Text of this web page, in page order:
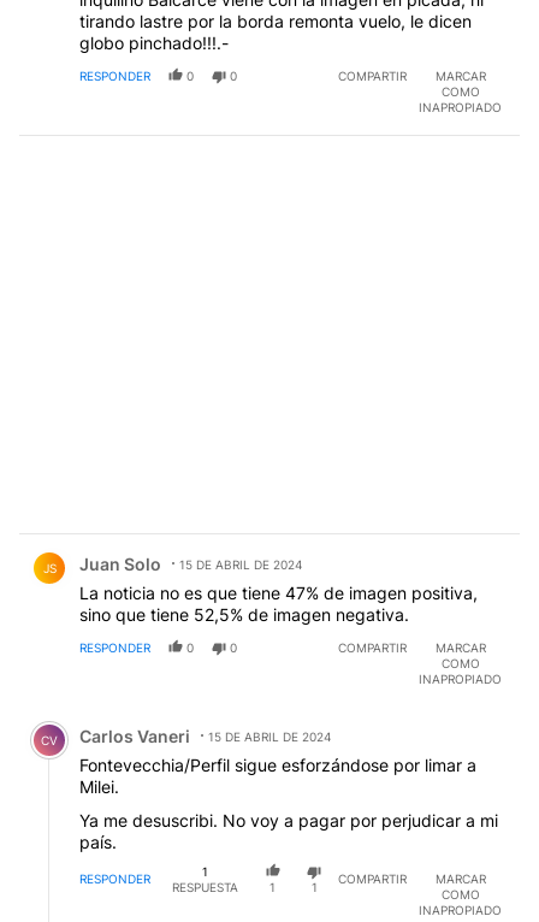
tirando lastre por la borda remonta vuelo, le dicen
globo pinchado!!!.-
RESPONDER 0 0 COMPARTIR
MARCAR
COMO
INAPROPIADO
JS Juan Solo 15 DE ABRIL DE 2024
La noticia no es que tiene 47% de imagen positiva,
sino que tiene 52,5% de imagen negativa.
RESPONDER 0 0 COMPARTIR
MARCAR
COMO
INAPROPIADO
Comentario de Carlos Vaneri.
CV Carlos Vaneri 15 DE ABRIL DE 2024
Fontevecchia/Perfil sigue esforzándose por limar a
Milei.
Ya me desuscribi. No voy a pagar por perjudicar a mi
país.
RESPONDER
1
RESPUESTA
1 1
COMPARTIR
MARCAR
COMO
INAPROPIADO